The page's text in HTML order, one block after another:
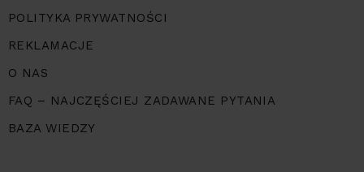
POLITYKA PRYWATNOŚCI
REKLAMACJE
O NAS
FAQ – NAJCZĘŚCIEJ ZADAWANE PYTANIA
BAZA WIEDZY